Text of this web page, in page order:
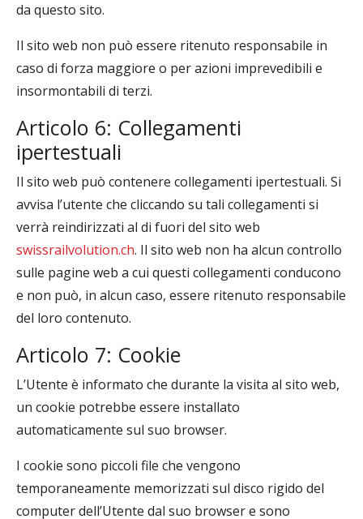
da questo sito.
Il sito web non può essere ritenuto responsabile in
caso di forza maggiore o per azioni imprevedibili e
insormontabili di terzi.
Articolo 6: Collegamenti
ipertestuali
Il sito web può contenere collegamenti ipertestuali. Si
avvisa l’utente che cliccando su tali collegamenti si
verrà reindirizzati al di fuori del sito web
swissrailvolution.ch. Il sito web non ha alcun controllo
sulle pagine web a cui questi collegamenti conducono
e non può, in alcun caso, essere ritenuto responsabile
del loro contenuto.
Articolo 7: Cookie
L’Utente è informato che durante la visita al sito web,
un cookie potrebbe essere installato
automaticamente sul suo browser.
I cookie sono piccoli file che vengono
temporaneamente memorizzati sul disco rigido del
computer dell’Utente dal suo browser e sono